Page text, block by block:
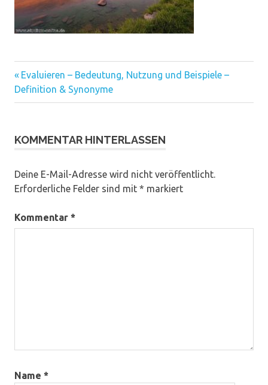
Beitragsnavigation
Vorheriger
Beitrag:
Evaluieren – Bedeutung, Nutzung und Beispiele –
Definition & Synonyme
KOMMENTAR HINTERLASSEN
Deine E-Mail-Adresse wird nicht veröffentlicht.
Erforderliche Felder sind mit * markiert
Kommentar *
Name *